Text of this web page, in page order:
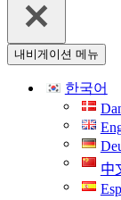
내비게이션 메뉴
한국어
中